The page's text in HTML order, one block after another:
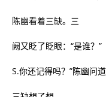
陈幽看着三缺。三
阙又眨了眨眼：“是谁？”
S.你还记得吗？”陈幽问道